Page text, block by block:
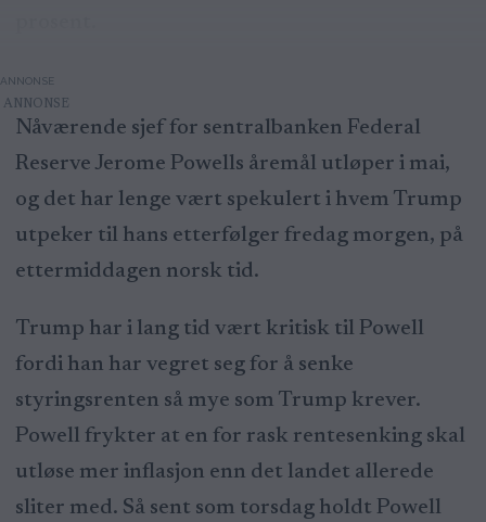
ANNONSE
Nåværende sjef for sentralbanken Federal
Reserve Jerome Powells åremål utløper i mai,
og det har lenge vært spekulert i hvem Trump
utpeker til hans etterfølger fredag morgen, på
ettermiddagen norsk tid.
Trump har i lang tid vært kritisk til Powell
fordi han har vegret seg for å senke
styringsrenten så mye som Trump krever.
Powell frykter at en for rask rentesenking skal
utløse mer inflasjon enn det landet allerede
sliter med. Så sent som torsdag holdt Powell